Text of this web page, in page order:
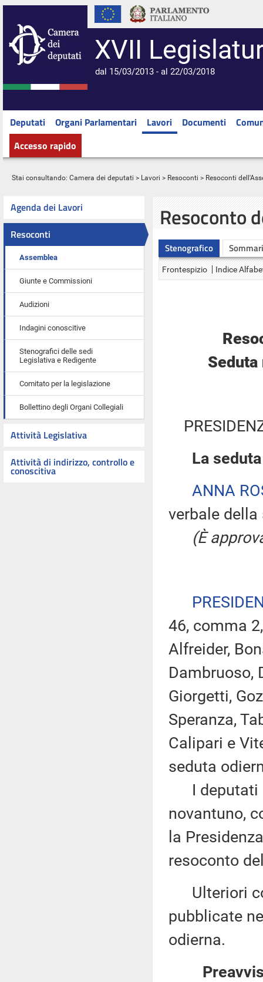
XVII
dal 15/03/2013 - al 22/03/2018
Deputati Organi Parlamentari Lavori Documenti
Accesso rapido
Stai consultando: Camera dei deputati > Lavori > Resoconti > Resoconti
Agenda dei Lavori
Resoconti
Assemblea
Giunte e Commissioni
Audizioni
Indagini conoscitive
Stenografici delle sedi
Legislativa e Redigente
Comitato per la legislazione
Bollettino degli Organi Collegiali
Attività Legislativa
Attività di indirizzo, controllo e
conoscitiva
Resoconto
Stenografico
Frontespizio Indice
La
ANNA
verbale
(È
46, comma
Alfreider,
Dambruoso,
Giorgetti,
Speranza,
Calipari e
seduta
I deputati
novantuno,
la
resoconto
Ulteriori
pubblicate
odierna.